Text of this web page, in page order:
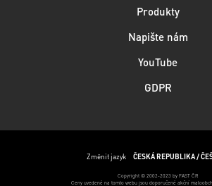
Produkty
Napište nám
YouTube
GDPR
Změnit jazyk ČESKÁ REPUBLIKA /
Copyright © 2002-2023 by FAST ČR
Ceny uvedené na tomto webu jsou doporučené akční